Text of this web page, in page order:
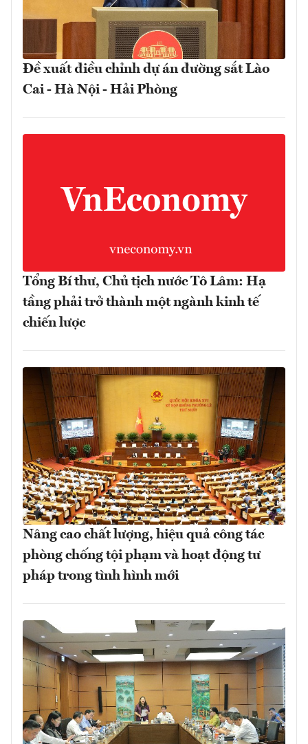
Đề xuất điều chỉnh dự án đường sắt Lào
Cai - Hà Nội - Hải Phòng
Tổng Bí thư, Chủ tịch nước Tô Lâm: Hạ
tầng phải trở thành một ngành kinh tế
chiến lược
Nâng cao chất lượng, hiệu quả công tác
phòng chống tội phạm và hoạt động tư
pháp trong tình hình mới